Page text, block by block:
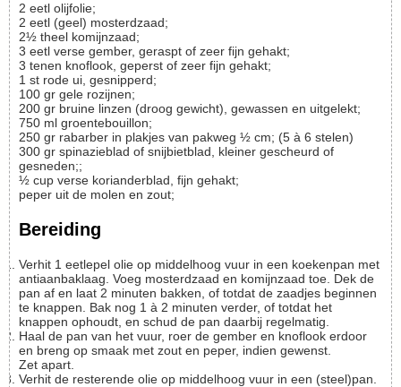
2 eetl olijfolie;
2 eetl (geel) mosterdzaad;
2½ theel komijnzaad;
3 eetl verse gember, geraspt of zeer fijn gehakt;
3 tenen knoflook, geperst of zeer fijn gehakt;
1 st rode ui, gesnipperd;
100 gr gele rozijnen;
200 gr bruine linzen (droog gewicht), gewassen en uitgelekt;
750 ml groentebouillon;
250 gr rabarber in plakjes van pakweg ½ cm; (5 à 6 stelen)
300 gr spinazieblad of snijbietblad, kleiner gescheurd of
gesneden;;
½ cup verse korianderblad, fijn gehakt;
peper uit de molen en zout;
Bereiding
Verhit 1 eetlepel olie op middelhoog vuur in een koekenpan met
antiaanbaklaag. Voeg mosterdzaad en komijnzaad toe. Dek de
pan af en laat 2 minuten bakken, of totdat de zaadjes beginnen
te knappen. Bak nog 1 à 2 minuten verder, of totdat het
knappen ophoudt, en schud de pan daarbij regelmatig.
Haal de pan van het vuur, roer de gember en knoflook erdoor
en breng op smaak met zout en peper, indien gewenst.
Zet apart.
Verhit de resterende olie op middelhoog vuur in een (steel)pan.